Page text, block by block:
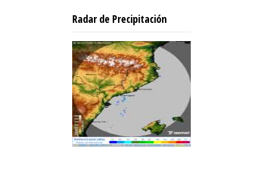
Radar de Precipitación